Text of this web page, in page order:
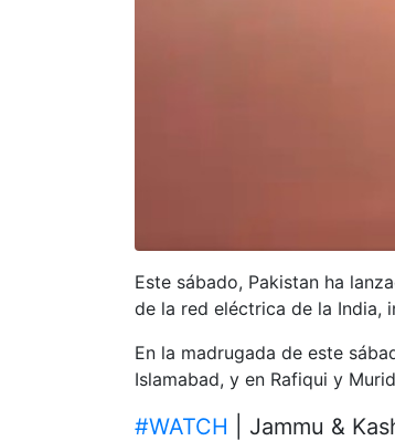
Este sábado, Pakistan ha
de la red eléctrica de la India,
En la madrugada de este
Islamabad, y en Rafiqui y
#WATCH | Jammu &